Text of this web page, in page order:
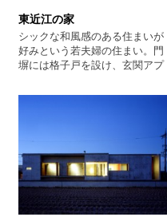
域です。 平面計画は敷地内の見
え方に変化を付ける為、くの字
にしました。 ※主たる部屋
（LDK）を真南に配置したので
れから室内へと迂回しながら導
ツと靴の音を聞きながら玄関に
向かいたい」という ロマンテッ
クな住まい手の思いを形に出来
ました。 木造らしい小屋組みを
見ながら、それぞれの居場所に
向かうことが、 この住まいで最
東近江の家
シックな和風感のある住まいが
好みという若夫婦の住まい。門
塀には格子戸を設け、玄関アプ
重視。内部仕上は、シックで濃
空間にした。また、外部とのつ
ながりを大切にしたいという要
望から、大きなウッドデッキを
設けて、内外空間を一体的なつ
ながりのあるプランにしてい